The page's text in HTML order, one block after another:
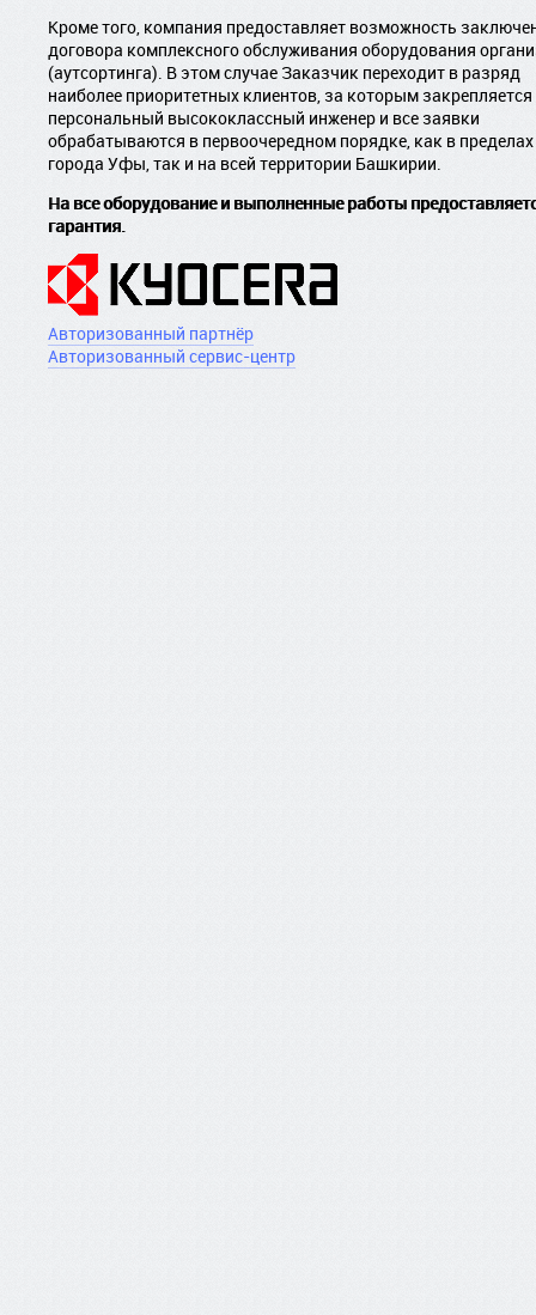
Кроме того, компания предоставляет возможность
договора комплексного обслуживания оборудования
(аутсортинга). В этом случае Заказчик переходит в разряд
наиболее приоритетных клиентов, за которым закрепляется
персональный высококлассный инженер и все заявки
обрабатываются в первоочередном порядке, как в пределах
города Уфы, так и на всей территории Башкирии.
На все оборудование и выполненные работы
гарантия.
Авторизованный партнёр
Авторизованный сервис-центр